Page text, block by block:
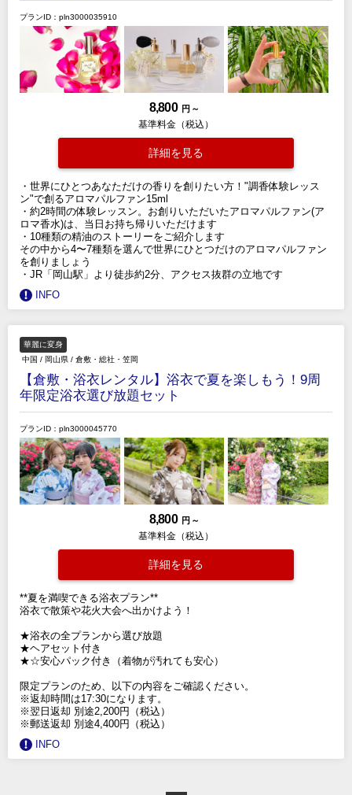
プランID：pln3000035910
8,800 円 ～
基準料金（税込）
詳細を見る
・世界にひとつあなただけの香りを創りたい方！"調香体験レッス
ン"で創るアロマパルファン15ml
・約2時間の体験レッスン。お創りいただいたアロマパルファン(ア
ロマ香水)は、当日お持ち帰りいただけます
・10種類の精油のストーリーをご紹介します
その中から4〜7種類を選んで世界にひとつだけのアロマパルファン
を創りましょう
・JR「岡山駅」より徒歩約2分、アクセス抜群の立地です
INFO
華麗に変身
中国 / 岡山県 / 倉敷・総社・笠岡
【倉敷・浴衣レンタル】浴衣で夏を楽しもう！9周
年限定浴衣選び放題セット
プランID：pln3000045770
8,800 円 ～
基準料金（税込）
詳細を見る
**夏を満喫できる浴衣プラン**
浴衣で散策や花火大会へ出かけよう！
★浴衣の全プランから選び放題
★ヘアセット付き
★☆安心パック付き（着物が汚れても安心）
限定プランのため、以下の内容をご確認ください。
※返却時間は17:30になります。
※翌日返却 別途2,200円（税込）
※郵送返却 別途4,400円（税込）
INFO